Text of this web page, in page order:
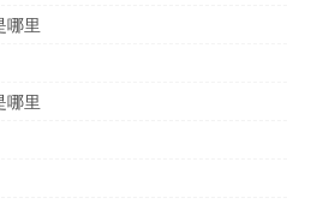
哪里
哪里